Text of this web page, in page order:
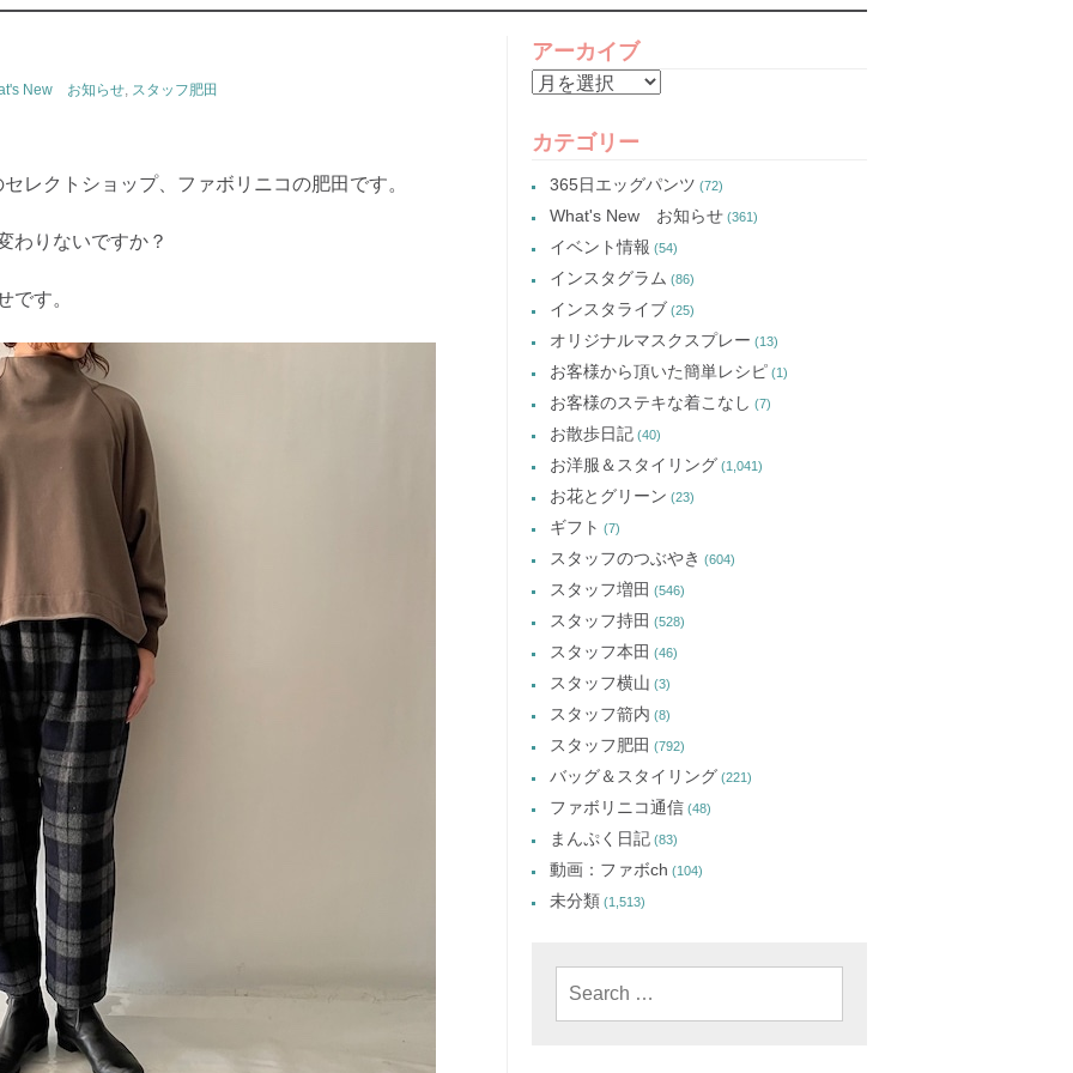
New お知らせ, スタッフ肥田
レクトショップ、ファボリニコの肥田です。
わりないですか？
です。
アーカイブ
ア
カ
カテゴリー
365日エッグパンツ (72)
What's New お知らせ (361)
イベント情報 (54)
インスタグラム (86)
インスタライブ (25)
オリジナルマスクスプレー (13)
お客様から頂いた簡単レシピ (1)
お客様のステキな着こなし (7)
お散歩日記 (40)
お洋服＆スタイリング (1,041)
お花とグリーン (23)
ギフト (7)
スタッフのつぶやき (604)
スタッフ増田 (546)
スタッフ持田 (528)
スタッフ本田 (46)
スタッフ横山 (3)
スタッフ箭内 (8)
スタッフ肥田 (792)
バッグ＆スタイリング (221)
ファボリニコ通信 (48)
まんぷく日記 (83)
動画：ファボch (104)
未分類 (1,513)